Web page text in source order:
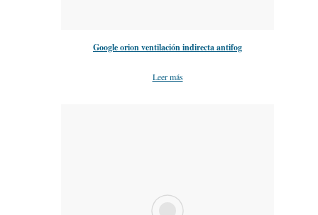
Google orion ventilación indirecta antifog
Leer más